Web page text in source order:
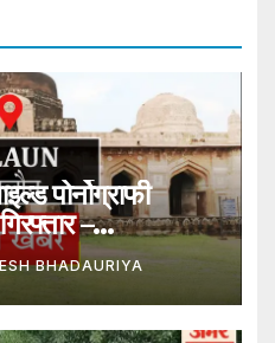
पोर्नोग्राफी
–
Child
BHADAURIYA